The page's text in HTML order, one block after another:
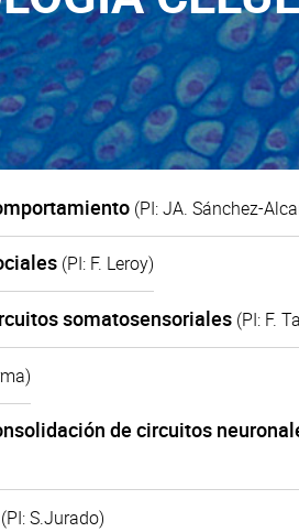
(PI: JA. Sánchez-
(PI: F. Leroy)
somatosensoriales (PI: F.
de circuitos
(PI: S.Jurado)